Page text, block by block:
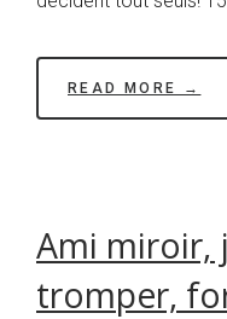
READ MORE →
Ami miroir,
tromper,